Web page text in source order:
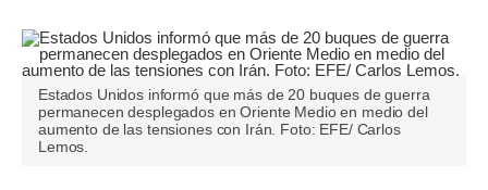
Pregunta de hoy
Blogs
Tendencias
Estados Unidos informó que más de 20 buques de guerra
permanecen desplegados en Oriente Medio en medio del
aumento de las tensiones con Irán. Foto: EFE/ Carlos
Lemos.